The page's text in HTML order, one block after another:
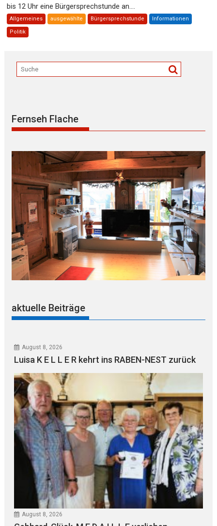
bis 12 Uhr eine Bürgersprechstunde an....
Allgemeines ausgewählte Bürgersprechstunde Informationen
Politik
Fernseh Flache
aktuelle Beiträge
August 8, 2026
Luisa K E L L E R kehrt ins RABEN-NEST zurück
August 8, 2026